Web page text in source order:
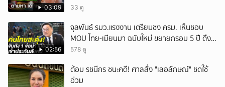
03:09 33 ดู
02:56
จุลพันธ์ รมว.แรงงาน เตรียมชง ครม. เห็นชอบ
MOU ไทย-เมียนมา ฉบับใหม่ ขยายกรอบ 5 ปี ดึง
แรงงานเข้าระบบ
578 ดู
ต้อม รชนีกร ชนะคดี! ศาลสั่ง "เลอลักษณ์" ชดใช้
อ่วม